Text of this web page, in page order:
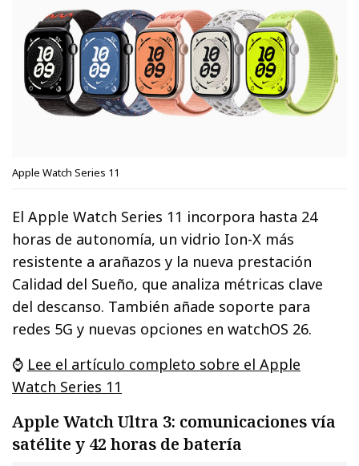
Apple Watch Series 11
El Apple Watch Series 11 incorpora hasta 24
horas de autonomía, un vidrio Ion-X más
resistente a arañazos y la nueva prestación
Calidad del Sueño, que analiza métricas clave
del descanso. También añade soporte para
redes 5G y nuevas opciones en watchOS 26.
⌚ Lee el artículo completo sobre el Apple
Watch Series 11
Apple Watch Ultra 3: comunicaciones vía
satélite y 42 horas de batería